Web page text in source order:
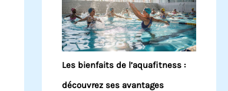
Les bienfaits de l’aquafitness :
découvrez ses avantages